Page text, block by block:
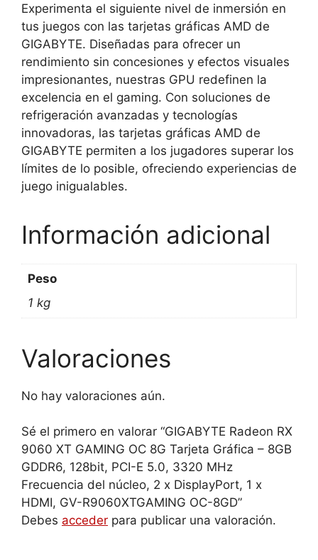
E
5.0,
3320
MHz
Frecuencia
del
núcleo,
2
x
DisplayPort,
1
HDMI,
GV-
R9060XTGAMING
OC-
8GD
cantidad
Experimenta el siguiente nivel de inmersión en
tus juegos con las tarjetas gráficas AMD de
GIGABYTE. Diseñadas para ofrecer un
rendimiento sin concesiones y efectos visuales
impresionantes, nuestras GPU redefinen la
excelencia en el gaming. Con soluciones de
refrigeración avanzadas y tecnologías
innovadoras, las tarjetas gráficas AMD de
GIGABYTE permiten a los jugadores superar los
límites de lo posible, ofreciendo experiencias de
juego inigualables.
Información adicional
Peso
1 kg
Valoraciones
No hay valoraciones aún.
Sé el primero en valorar “GIGABYTE Radeon RX
9060 XT GAMING OC 8G Tarjeta Gráfica – 8GB
GDDR6, 128bit, PCI-E 5.0, 3320 MHz
Frecuencia del núcleo, 2 x DisplayPort, 1 x
HDMI, GV-R9060XTGAMING OC-8GD”
Debes acceder para publicar una valoración.